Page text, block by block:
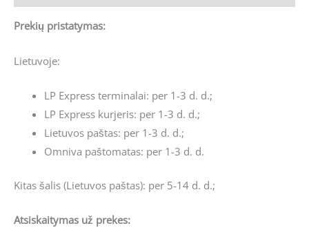
Prekių pristatymas:
Lietuvoje:
LP Express terminalai: per 1-3 d. d.;
LP Express kurjeris: per 1-3 d. d.;
Lietuvos paštas: per 1-3 d. d.;
Omniva paštomatas: per 1-3 d. d.
Kitas šalis (Lietuvos paštas): per 5-14 d. d.;
Atsiskaitymas už prekes: